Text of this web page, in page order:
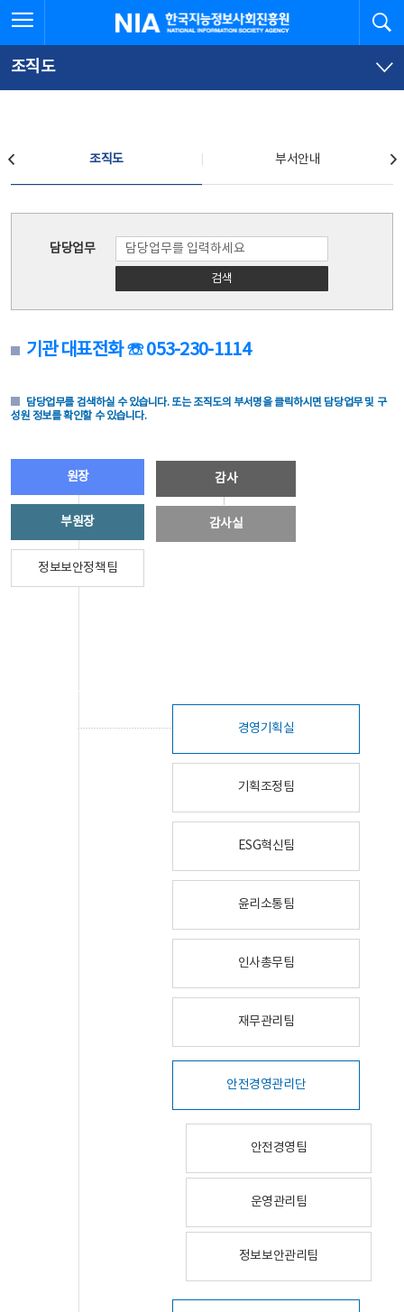
문
로
가
체
뉴
바
가
한국지능정보사회진흥원
조직도
조직도 부서안내
담당업무
검색
기관 대표전화 ☏ 053-230-1114
담당업무를 검색하실 수 있습니다. 또는 조직도의 부서명을 클릭하시면 담당업무 및 구
성원 정보를 확인할 수 있습니다.
원장
부원장
정보보안정책팀
감사
감사실
경영기획실
기획조정팀
ESG혁신팀
윤리소통팀
인사총무팀
재무관리팀
안전경영관리단
안전경영팀
운영관리팀
정보보안관리팀